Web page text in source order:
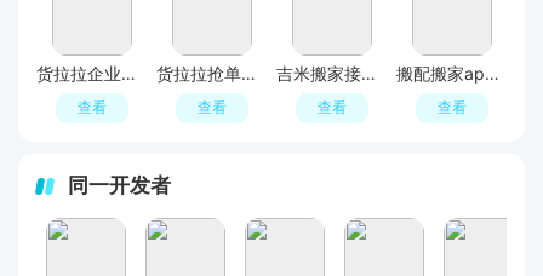
货拉拉企业版最新手机客户端
查看
货拉拉抢单神器免费版
查看
吉米搬家接单app安卓端
查看
搬配搬家app手机版
查看
同一开发者